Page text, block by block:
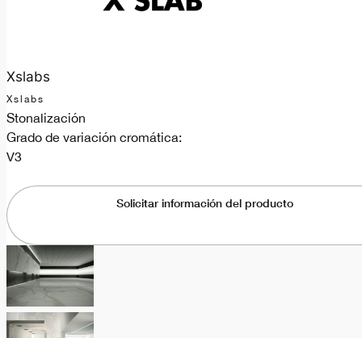
Xslabs
Xslabs
Stonalización
Grado de variación cromática:
V3
Solicitar información del producto